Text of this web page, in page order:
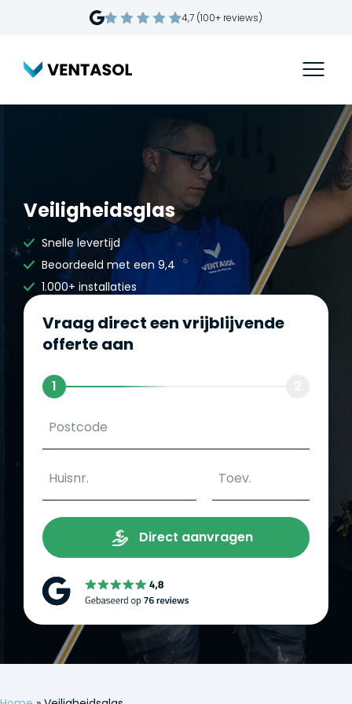
4,7 (100+ reviews)
Veiligheidsglas
Snelle levertijd
Beoordeeld met een 9,4
1.000+ installaties
Vraag direct een vrijblijvende
offerte aan
1
Direct aanvragen